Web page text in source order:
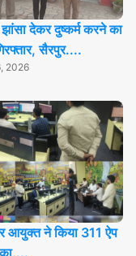
झांसा देकर दुष्कर्म करने का
सैरपुर....
2026
आयुक्त ने किया 311 ऐप